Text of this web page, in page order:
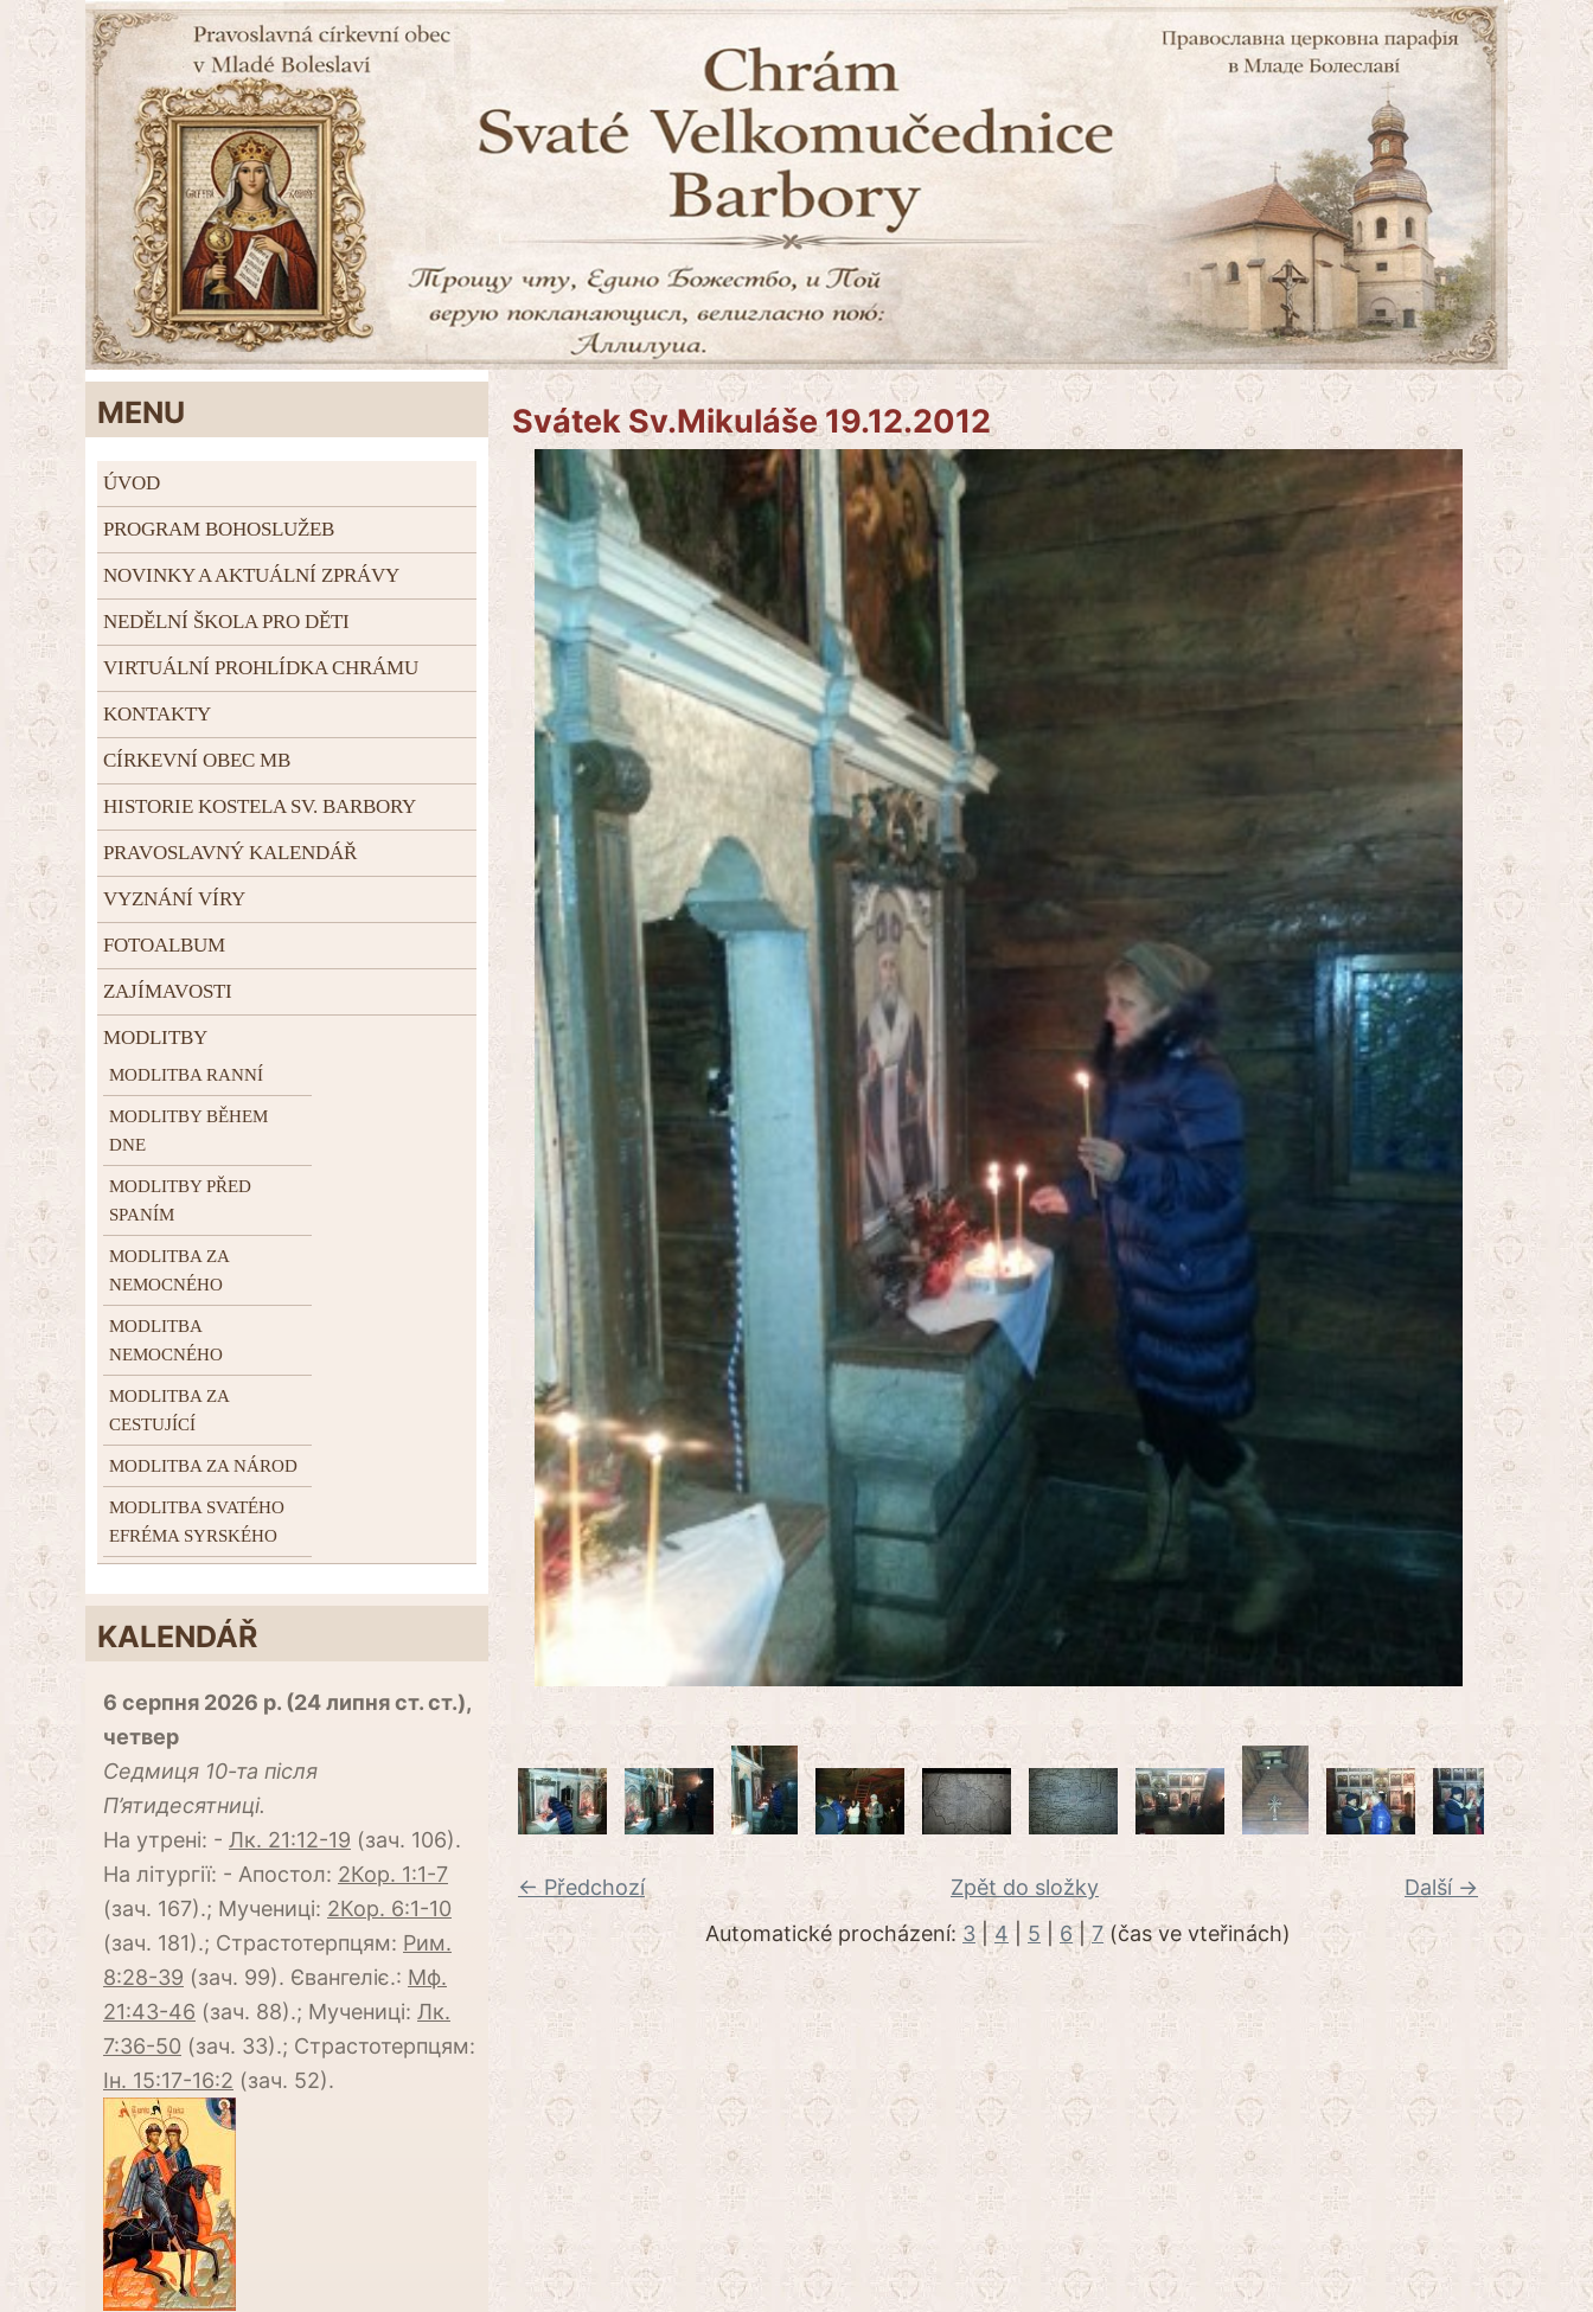
Svátek Sv.Mikuláše 19.12.2012
← Předchozí Další →
Zpět do složky
Automatické procházení: 3|4 | 5 6|7 (čas ve vteřinách)
MENU
ÚVOD
PROGRAM BOHOSLUŽEB
NOVINKY A AKTUÁLNÍ ZPRÁVY
NEDĚLNÍ ŠKOLA PRO DĚTI
VIRTUÁLNÍ PROHLÍDKA CHRÁMU
KONTAKTY
CÍRKEVNÍ OBEC MB
HISTORIE KOSTELA SV. BARBORY
PRAVOSLAVNÝ KALENDÁŘ
VYZNÁNÍ VÍRY
FOTOALBUM
ZAJÍMAVOSTI
MODLITBY
MODLITBA RANNÍ
MODLITBY BĚHEM
DNE
MODLITBY PŘED
SPANÍM
MODLITBA ZA
NEMOCNÉHO
MODLITBA
NEMOCNÉHO
MODLITBA ZA
CESTUJÍCÍ
MODLITBA ZA NÁROD
MODLITBA SVATÉHO
EFRÉMA SYRSKÉHO
KALENDÁŘ
6 серпня 2026 р. (24 липня ст. ст.),
четвер
Cедмиця 10-та після
П’ятидесятниці.
На утрені: - Лк. 21:12-19 (зач. 106).
На літургії: - Апостол: 2Кор. 1:1-7
(зач. 167).; Мучениці: 2Кор. 6:1-10
(зач. 181).; Страстотерпцям: Рим.
8:28-39 (зач. 99). Євангеліє.: Мф.
21:43-46 (зач. 88).; Мучениці: Лк.
7:36-50 (зач. 33).; Страстотерпцям:
Ін. 15:17-16:2 (зач. 52).